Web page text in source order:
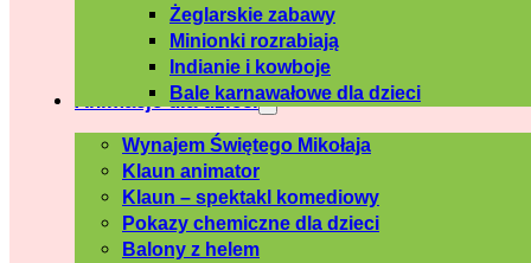
Żeglarskie zabawy
Minionki rozrabiają
Indianie i kowboje
Bale karnawałowe dla dzieci
Animacje dla dzieci
Wynajem Świętego Mikołaja
Klaun animator
Klaun – spektakl komediowy
Pokazy chemiczne dla dzieci
Balony z helem